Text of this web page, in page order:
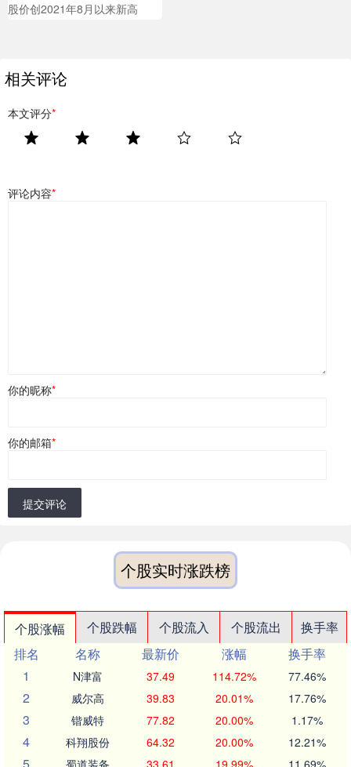
股价创2021年8月以来新高
相关评论
本文评分*
评论内容*
你的昵称*
你的邮箱*
提交评论
个股实时涨跌榜
个股涨幅 个股跌幅 个股流入 个股流出
换手率
排名
名称 最新价 涨幅
换手率
1
N津富 37.49 114.72% 77.46%
2 威尔高 39.83 20.01% 17.76%
3 锴威特 77.82 20.00% 1.17%
4 科翔股份 64.32 20.00% 12.21%